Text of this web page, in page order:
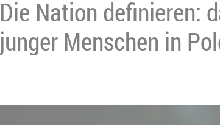
Die Nation definieren:
junger Menschen in